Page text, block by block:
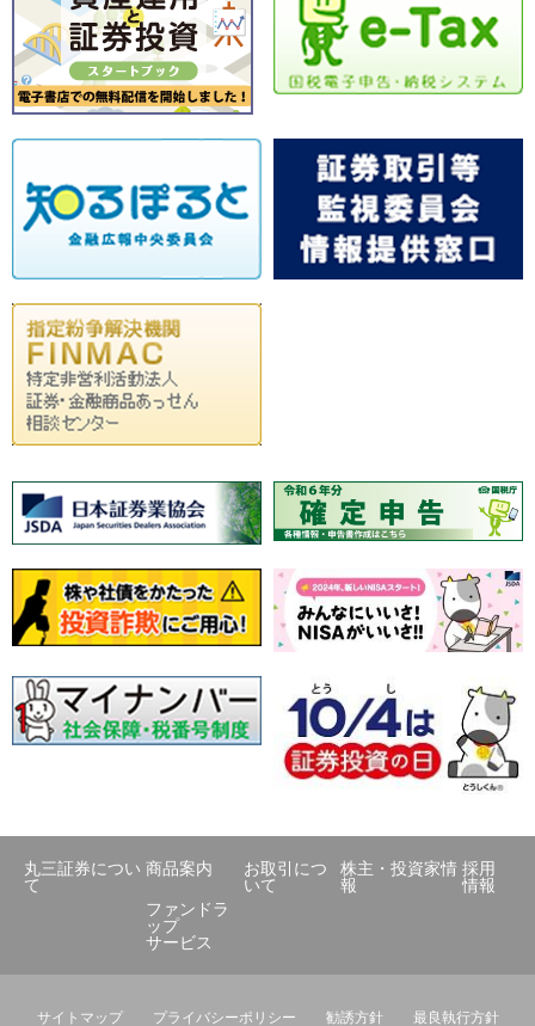
丸三証券につい
て
商品案内
ファンドラ
ップ
サービス
お取引につ
いて
株主・投資家情
報
採用
情報
サイトマップ プライバシーポリシー 勧誘方針 最良執行方針